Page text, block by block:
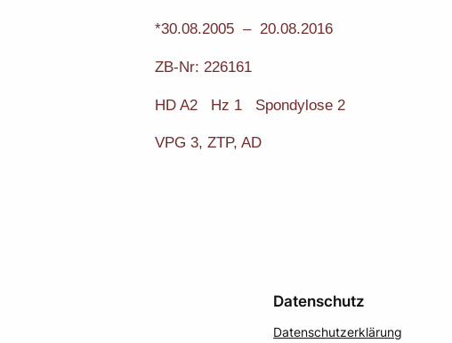
*30.08.2005 – 20.08.2016
ZB-Nr: 226161
HD A2 Hz 1 Spondylose 2
VPG 3, ZTP, AD
Datenschutz
Datenschutzerklärung